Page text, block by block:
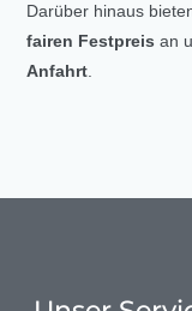
Darüber hinaus
fairen Festpreis an
Anfahrt